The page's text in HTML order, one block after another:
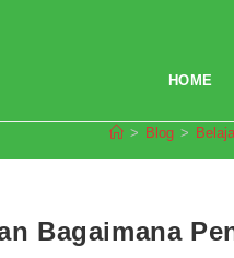
HOME
> Blog >
Bagaimana